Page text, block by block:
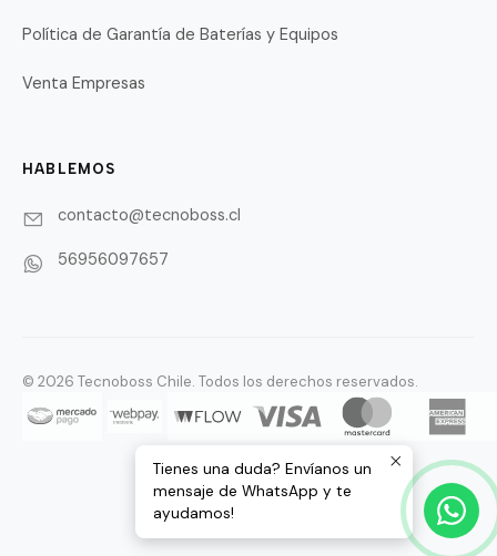
Política de Garantía de Baterías y Equipos
Venta Empresas
HABLEMOS
contacto@tecnoboss.cl
56956097657
© 2026 Tecnoboss Chile. Todos los derechos reservados.
Tienes una duda? Envíanos un
mensaje de WhatsApp y te
ayudamos!